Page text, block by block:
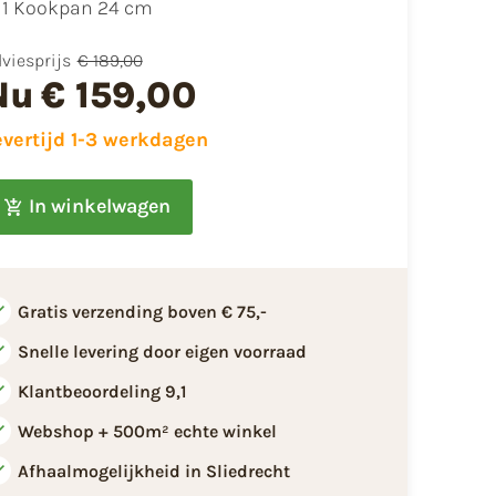
1 Kookpan 24 cm
€ 189,00
€ 159,00
1-3 werkdagen
In winkelwagen
Gratis verzending boven € 75,-
Snelle levering door eigen voorraad
Klantbeoordeling 9,1
Webshop + 500m² echte winkel
Afhaalmogelijkheid in Sliedrecht